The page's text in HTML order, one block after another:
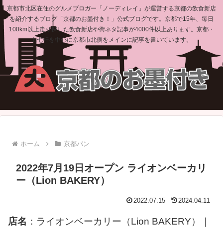
京都市北区在住のグルメブロガー「ノーディレイ」が運営する京都の飲食新店
を紹介するブログ「京都のお墨付き！」公式ブログです。京都で15年、毎日
100km以上走り探した飲食新店や街ネタ記事が4000件以上あります。京都・
上七軒を中心に京都市北側をメインに記事を書いています。
ホーム 京都パン
2022年7月19日オープン ライオンベーカリ
ー（Lion BAKERY）
2022.07.15 2024.04.11
店名 ：ライオンベーカリー（Lion BAKERY）｜